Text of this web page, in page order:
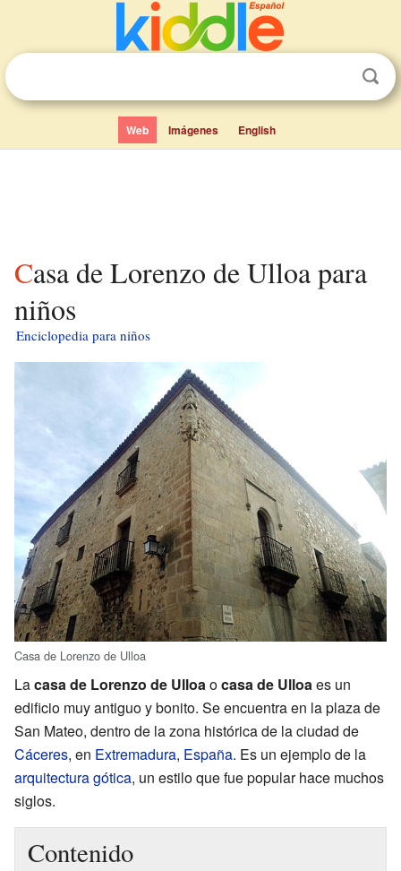
Web Imágenes English
Casa de Lorenzo de Ulloa para
niños
Enciclopedia para niños
Casa de Lorenzo de Ulloa
Lacasa de Lorenzo de Ulloa ocasa de Ulloa es un
edificio muy antiguo y bonito. Se encuentra en la plaza de
San Mateo, dentro de la zona histórica de la ciudad de
Cáceres, en Extremadura, España. Es un ejemplo de la
arquitectura gótica, un estilo que fue popular hace muchos
siglos.
Contenido